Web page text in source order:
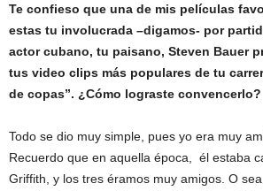
Te confieso que una de mis películas
estas tu involucrada –digamos- por
actor cubano, tu paisano, Steven Bauer
tus video clips más populares de tu
de copas”. ¿Cómo lograste convencerlo?
Todo se dio muy simple, pues yo era muy
Recuerdo que en aquella época, él estaba
Griffith, y los tres éramos muy amigos. O